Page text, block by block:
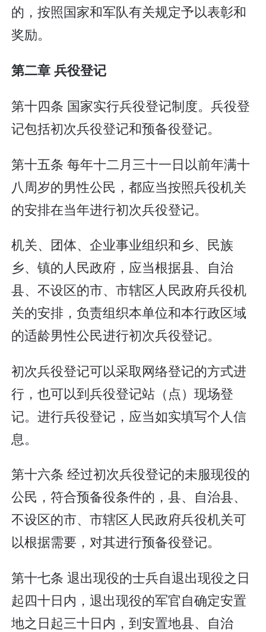
的，按照国家和军队有关规定予以表彰和
奖励。
第二章 兵役登记
第十四条 国家实行兵役登记制度。兵役登
记包括初次兵役登记和预备役登记。
第十五条 每年十二月三十一日以前年满十
八周岁的男性公民，都应当按照兵役机关
的安排在当年进行初次兵役登记。
机关、团体、企业事业组织和乡、民族
乡、镇的人民政府，应当根据县、自治
县、不设区的市、市辖区人民政府兵役机
关的安排，负责组织本单位和本行政区域
的适龄男性公民进行初次兵役登记。
初次兵役登记可以采取网络登记的方式进
行，也可以到兵役登记站（点）现场登
记。进行兵役登记，应当如实填写个人信
息。
第十六条 经过初次兵役登记的未服现役的
公民，符合预备役条件的，县、自治县、
不设区的市、市辖区人民政府兵役机关可
以根据需要，对其进行预备役登记。
第十七条 退出现役的士兵自退出现役之日
起四十日内，退出现役的军官自确定安置
地之日起三十日内，到安置地县、自治